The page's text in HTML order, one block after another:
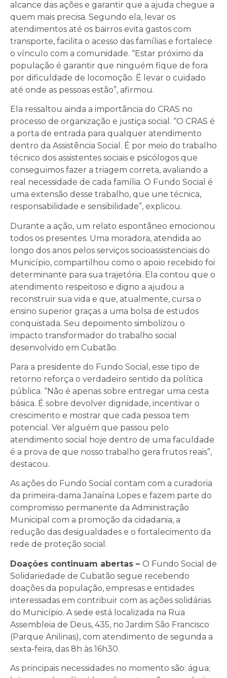
alcance das ações e garantir que a ajuda chegue a
quem mais precisa. Segundo ela, levar os
atendimentos até os bairros evita gastos com
transporte, facilita o acesso das famílias e fortalece
o vínculo com a comunidade. “Estar próximo da
população é garantir que ninguém fique de fora
por dificuldade de locomoção. É levar o cuidado
até onde as pessoas estão”, afirmou.
Ela ressaltou ainda a importância do CRAS no
processo de organização e justiça social. “O CRAS é
a porta de entrada para qualquer atendimento
dentro da Assistência Social. É por meio do trabalho
técnico dos assistentes sociais e psicólogos que
conseguimos fazer a triagem correta, avaliando a
real necessidade de cada família. O Fundo Social é
uma extensão desse trabalho, que une técnica,
responsabilidade e sensibilidade”, explicou.
Durante a ação, um relato espontâneo emocionou
todos os presentes. Uma moradora, atendida ao
longo dos anos pelos serviços socioassistenciais do
Município, compartilhou como o apoio recebido foi
determinante para sua trajetória. Ela contou que o
atendimento respeitoso e digno a ajudou a
reconstruir sua vida e que, atualmente, cursa o
ensino superior graças a uma bolsa de estudos
conquistada. Seu depoimento simbolizou o
impacto transformador do trabalho social
desenvolvido em Cubatão.
Para a presidente do Fundo Social, esse tipo de
retorno reforça o verdadeiro sentido da política
pública. “Não é apenas sobre entregar uma cesta
básica. É sobre devolver dignidade, incentivar o
crescimento e mostrar que cada pessoa tem
potencial. Ver alguém que passou pelo
atendimento social hoje dentro de uma faculdade
é a prova de que nosso trabalho gera frutos reais”,
destacou.
As ações do Fundo Social contam com a curadoria
da primeira-dama Janaína Lopes e fazem parte do
compromisso permanente da Administração
Municipal com a promoção da cidadania, a
redução das desigualdades e o fortalecimento da
rede de proteção social.
Doações continuam abertas – O Fundo Social de
Solidariedade de Cubatão segue recebendo
doações da população, empresas e entidades
interessadas em contribuir com as ações solidárias
do Município. A sede está localizada na Rua
Assembleia de Deus, 435, no Jardim São Francisco
(Parque Anilinas), com atendimento de segunda a
sexta-feira, das 8h às 16h30.
As principais necessidades no momento são: água;